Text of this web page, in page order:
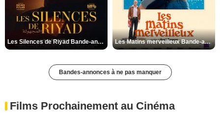
Les Silences de Riyad Bande-annonce VO STFR Les Matins merveilleux Bande-annonce VF
Bandes-annonces à ne pas manquer
Films Prochainement au Cinéma